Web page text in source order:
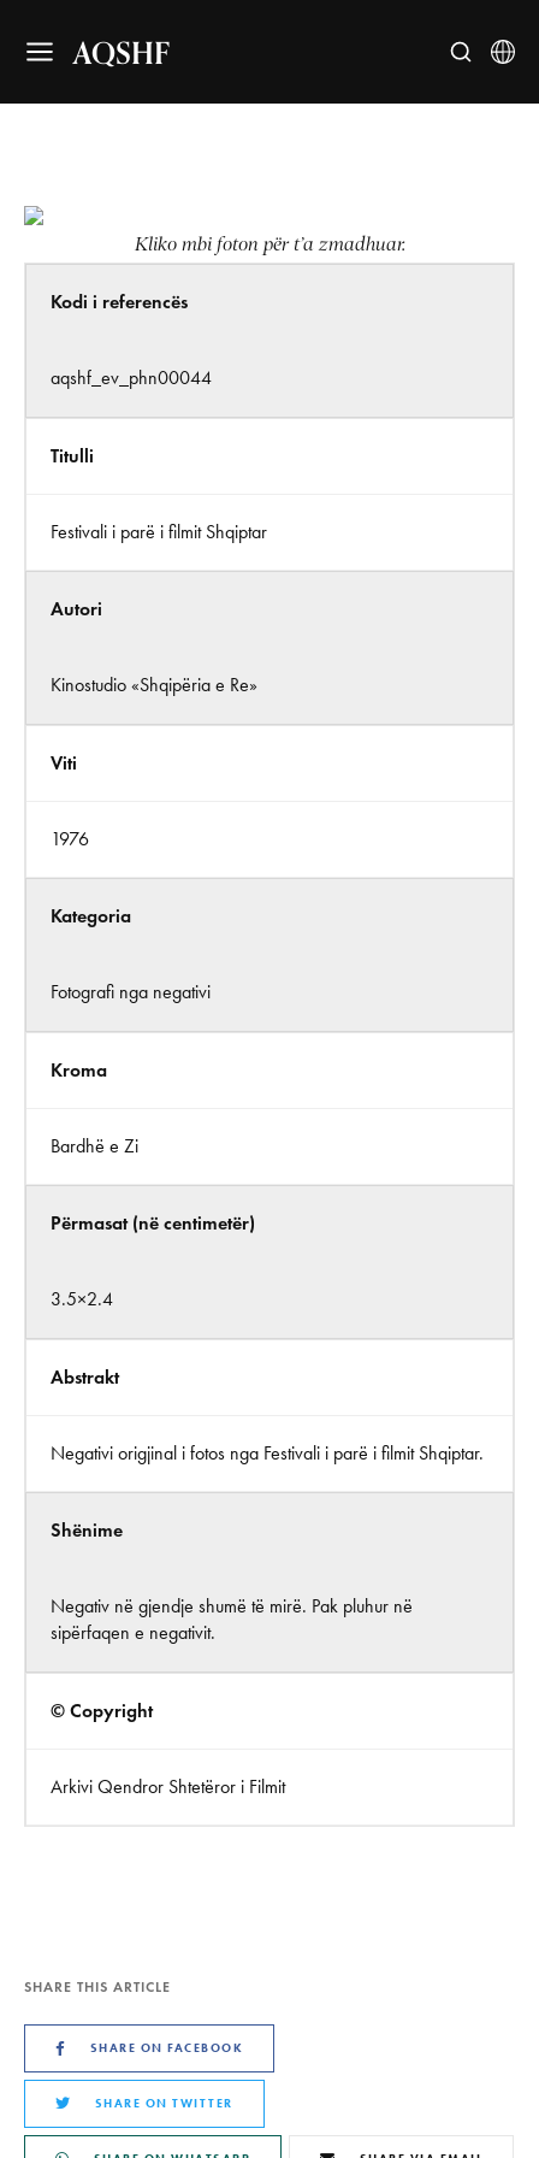
AQSHF
Kliko mbi foton për t’a zmadhuar.
Kodi i referencës
aqshf_ev_phn00044
Titulli
Festivali i parë i filmit Shqiptar
Autori
Kinostudio «Shqipëria e Re»
Viti
1976
Kategoria
Fotografi nga negativi
Kroma
Bardhë e Zi
Përmasat (në centimetër)
3.5×2.4
Abstrakt
Negativi origjinal i fotos nga Festivali i parë i filmit Shqiptar.
Shënime
Negativ në gjendje shumë të mirë. Pak pluhur në
sipërfaqen e negativit.
© Copyright
Arkivi Qendror Shtetëror i Filmit
SHARE THIS ARTICLE
SHARE ON FACEBOOK
SHARE ON TWITTER